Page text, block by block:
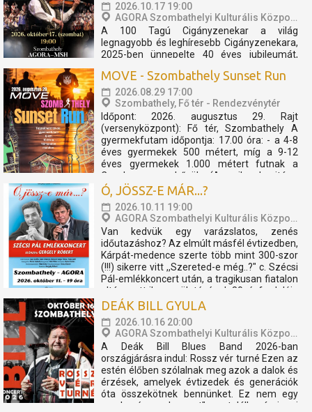
2026.10.17 19:00
AGORA Szombathelyi Kulturális Központ
A 100 Tagú Cigányzenekar a világ
legnagyobb és leghíresebb Cigányzenekara,
2025-ben ünnepelte 40 éves jubileumát,
koncertshow született. Zenekar és TBG a
megtapasztalt sikerek mentén úgy
döntöttek, hogy az előadást folytatólagosan
2026-ban is bemutatóra tűzik. A...
MOVE - Szombathely Sunset Run
2026.08.29 17:00
Szombathely, Fő tér - Rendezvénytér
Időpont: 2026. augusztus 29. Rajt
(versenyközpont): Fő tér, Szombathely A
gyermekfutam időpontja: 17.00 óra: - a 4-8
éves gyermekek 500 métert, míg a 9-12
éves gyermekek 1.000 métert futnak a
Cosplay szuperhősök (Amerika kapitány,
Thor, Pókember, Venom) műsorát, és a velük
való közös bemelegítést követően....
Ó, JÖSSZ-E MÁR...?
2026.10.11 19:00
AGORA Szombathelyi Kulturális Központ
Van kedvük egy varázslatos, zenés
időutazáshoz? Az elmúlt másfél évtizedben,
Kárpát-medence szerte több mint 300-szor
(!!!) sikerre vitt ,,Szereted-e még..?" c. Szécsi
Pál-emlékkoncert után, a tragikusan fiatalon
eltávozott ikon születésének 80. évfordulója
előtt Gergely Róbert és alkotótársai új
produkcióval...
DEÁK BILL GYULA
2026.10.16 20:00
AGORA Szombathelyi Kulturális Központ
A Deák Bill Blues Band 2026-ban
országjárásra indul: Rossz vér turné Ezen az
estén élőben szólalnak meg azok a dalok és
érzések, amelyek évtizedek és generációk
óta összekötnek bennünket. Ez nem egy
,,csak még egy koncert" - ez találkozás, igazi